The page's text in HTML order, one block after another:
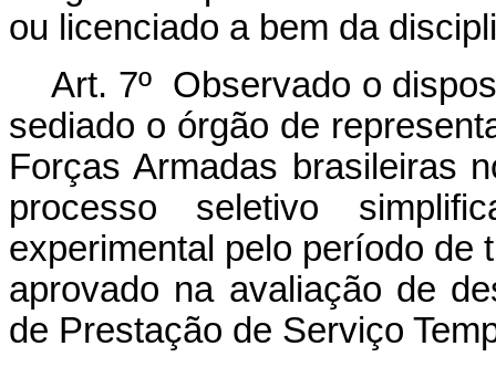
ou licenciado a bem da
Art. 7º Observado o
sediado o órgão de
Forças Armadas brasileiras
processo seletivo
experimental pelo período de
aprovado na avaliação de
de Prestação de Serviço